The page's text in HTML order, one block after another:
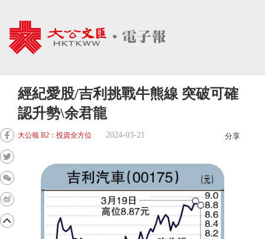
經紀愛股/吉利挑戰牛熊線 突破可確
認升勢\余君龍
大公報 B2：投資全方位 2024-03-21 分享